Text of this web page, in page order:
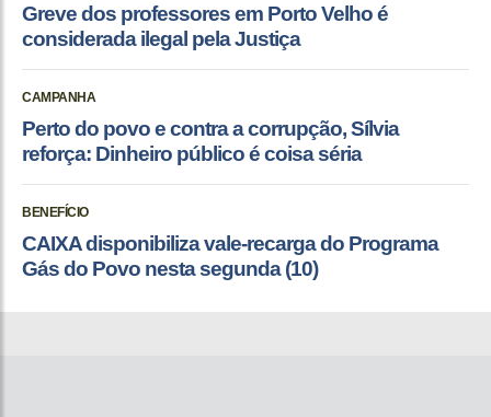
Greve dos professores em Porto Velho é
considerada ilegal pela Justiça
CAMPANHA
Perto do povo e contra a corrupção, Sílvia
reforça: Dinheiro público é coisa séria
BENEFÍCIO
CAIXA disponibiliza vale-recarga do Programa
Gás do Povo nesta segunda (10)